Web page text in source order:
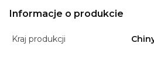
Informacje o produkcie
Kraj produkcji